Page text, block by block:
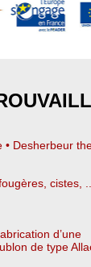
• Desherbeur
cistes,
d’une
de type